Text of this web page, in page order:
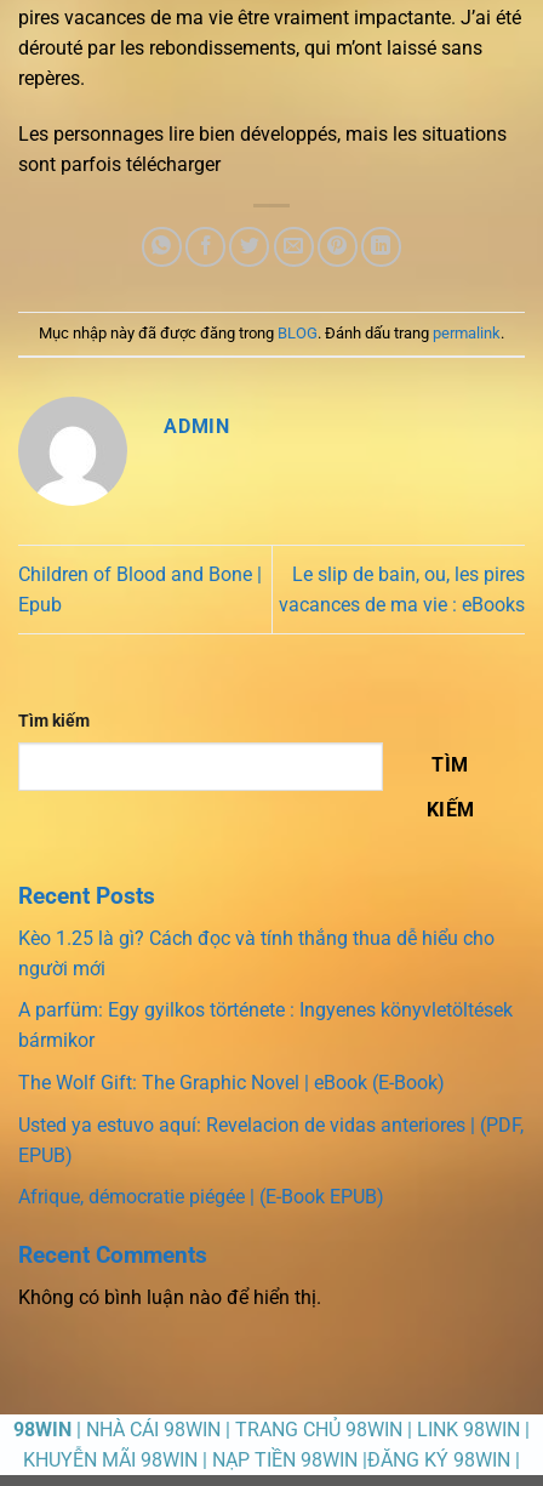
pires vacances de ma vie être vraiment impactante. J’ai été
dérouté par les rebondissements, qui m’ont laissé sans
repères.
Les personnages lire bien développés, mais les situations
sont parfois télécharger
Mục nhập này đã được đăng trong BLOG. Đánh dấu trang permalink.
ADMIN
Children of Blood and Bone |
Epub
Le slip de bain, ou, les pires
vacances de ma vie : eBooks
Tìm kiếm
TÌM
KIẾM
Recent Posts
Kèo 1.25 là gì? Cách đọc và tính thắng thua dễ hiểu cho
người mới
A parfüm: Egy gyilkos története : Ingyenes könyvletöltések
bármikor
The Wolf Gift: The Graphic Novel | eBook (E-Book)
Usted ya estuvo aquí: Revelacion de vidas anteriores | (PDF,
EPUB)
Afrique, démocratie piégée | (E-Book EPUB)
Recent Comments
Không có bình luận nào để hiển thị.
98WIN | NHÀ CÁI 98WIN | TRANG CHỦ 98WIN | LINK 98WIN |
KHUYỄN MÃI 98WIN | NẠP TIỀN 98WIN |ĐĂNG KÝ 98WIN |